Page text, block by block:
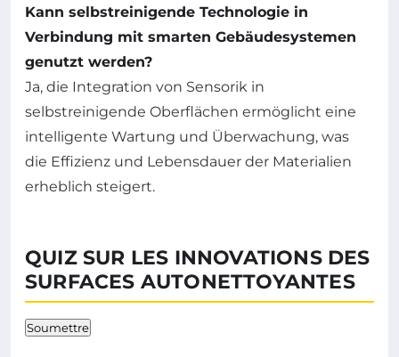
Kann selbstreinigende Technologie in
Verbindung mit smarten Gebäudesystemen
genutzt werden?
Ja, die Integration von Sensorik in
selbstreinigende Oberflächen ermöglicht eine
intelligente Wartung und Überwachung, was
die Effizienz und Lebensdauer der Materialien
erheblich steigert.
QUIZ SUR LES INNOVATIONS DES
SURFACES AUTONETTOYANTES
Soumettre